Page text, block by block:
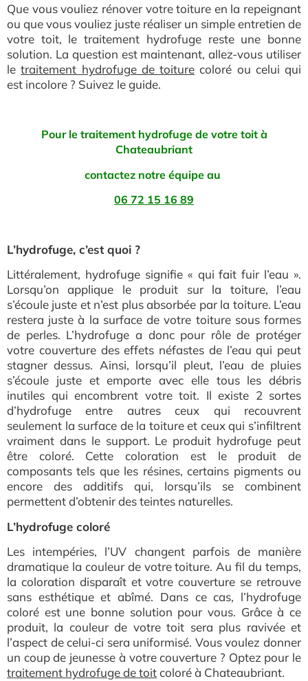
Que vous vouliez rénover votre toiture en la repeignant
ou que vous vouliez juste réaliser un simple entretien de
votre toit, le traitement hydrofuge reste une bonne
solution. La question est maintenant, allez-vous utiliser
letraitement hydrofuge de toiture coloré ou celui qui
est incolore ? Suivez le guide.
Pour le traitement hydrofuge de votre toit à
Chateaubriant
contactez notre équipe au
06 72 15 16 89
L’hydrofuge, c’est quoi ?
Littéralement, hydrofuge signifie « qui fait fuir l’eau ».
Lorsqu’on applique le produit sur la toiture, l’eau
s’écoule juste et n’est plus absorbée par la toiture. L’eau
restera juste à la surface de votre toiture sous formes
de perles. L’hydrofuge a donc pour rôle de protéger
votre couverture des effets néfastes de l’eau qui peut
stagner dessus. Ainsi, lorsqu’il pleut, l’eau de pluies
s’écoule juste et emporte avec elle tous les débris
inutiles qui encombrent votre toit. Il existe 2 sortes
d’hydrofuge entre autres ceux qui recouvrent
seulement la surface de la toiture et ceux qui s’infiltrent
vraiment dans le support. Le produit hydrofuge peut
être coloré. Cette coloration est le produit de
composants tels que les résines, certains pigments ou
encore des additifs qui, lorsqu’ils se combinent
permettent d’obtenir des teintes naturelles.
L’hydrofuge coloré
Les intempéries, l’UV changent parfois de manière
dramatique la couleur de votre toiture. Au fil du temps,
la coloration disparaît et votre couverture se retrouve
sans esthétique et abîmé. Dans ce cas, l’hydrofuge
coloré est une bonne solution pour vous. Grâce à ce
produit, la couleur de votre toit sera plus ravivée et
l’aspect de celui-ci sera uniformisé. Vous voulez donner
un coup de jeunesse à votre couverture ? Optez pour le
traitement hydrofuge de toitcoloréà Chateaubriant.